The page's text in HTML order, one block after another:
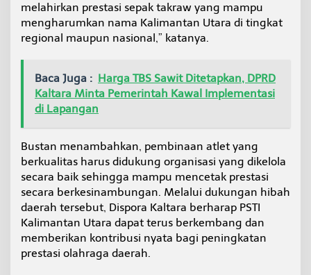
melahirkan prestasi sepak takraw yang mampu
mengharumkan nama Kalimantan Utara di tingkat
regional maupun nasional,” katanya.
Baca Juga : Harga TBS Sawit Ditetapkan, DPRD
Kaltara Minta Pemerintah Kawal Implementasi
di Lapangan
Bustan menambahkan, pembinaan atlet yang
berkualitas harus didukung organisasi yang dikelola
secara baik sehingga mampu mencetak prestasi
secara berkesinambungan. Melalui dukungan hibah
daerah tersebut, Dispora Kaltara berharap PSTI
Kalimantan Utara dapat terus berkembang dan
memberikan kontribusi nyata bagi peningkatan
prestasi olahraga daerah.